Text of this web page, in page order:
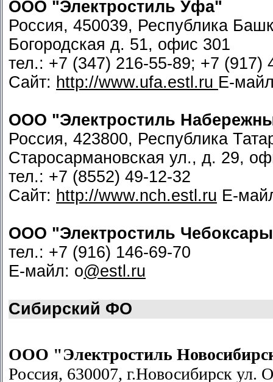
ООО "Электростиль Уфа"
Россия, 450039, Республика
Богородская д. 51, офис 301
тел.: +7 (347) 216-55-89; +7 (917)
Сайт: http://www.ufa.estl.ru Е-
ООО "Электростиль
Россия, 423800, Республика
Старосармановская ул., д. 29,
тел.: +7 (8552) 49-12-32
Сайт: http://www.nch.estl.ru Е-
ООО "Электростиль
тел.: +7 (916) 146-69-70
Е-майл: o@estl.ru
Сибирский ФО
ООО "Электростиль
Россия, 630007, г.Новосибирск ул.